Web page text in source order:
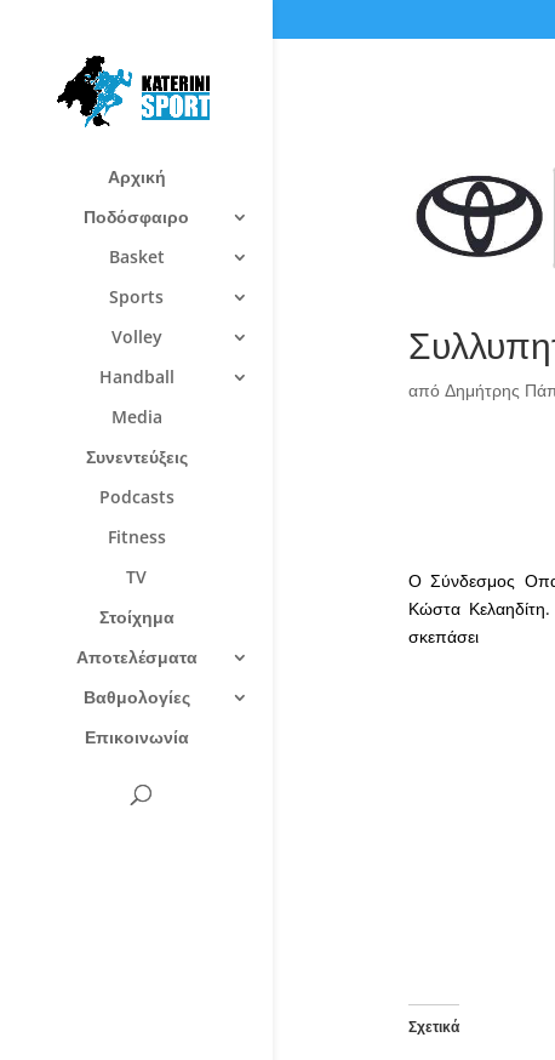
Αρχική
Ποδόσφαιρο
Basket
Sports
Volley
Handball
Media
Συνεντεύξεις
Podcasts
Fitness
TV
Στοίχημα
Αποτελέσματα
Βαθμολογίες
Επικοινωνία
από Δημήτρης
Ο Σύνδεσμος
Κώστα
σκεπάσει
Σχετικά